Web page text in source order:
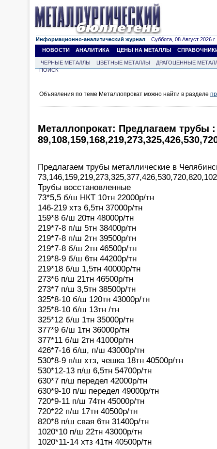
Информационно-аналитический журнал Суббота, 08 Август 2026 г.
НОВОСТИ
АНАЛИТИКА ЦЕНЫ НА МЕТАЛЛЫ
ЧЕРНЫЕ МЕТАЛЛЫ ЦВЕТНЫЕ МЕТАЛЛЫ
ДРАГОЦЕННЫЕ
ПОИСК
Объявления по теме Металлопрокат можно найти в разделе
Металлопрокат: Предлагаем трубы :
Предлагаем трубы металлические в
Трубы восстановленные
73*5,5 б/ш НКТ 10тн 22000р/тн
146-219 хтз 6,5тн 37000р/тн
159*8 б/ш 20тн 48000р/тн
219*7-8 п/ш 5тн 38400р/тн
219*7-8 п/ш 2тн 39500р/тн
219*7-8 б/ш 2тн 46500р/тн
219*8-9 б/ш 6тн 44200р/тн
219*18 б/ш 1,5тн 40000р/тн
273*6 п/ш 21тн 46500р/тн
273*7 п/ш 3,5тн 38500р/тн
325*8-10 б/ш 120тн 43000р/тн
325*8-10 б/ш 13тн /тн
325*12 б/ш 1тн 35000р/тн
377*9 б/ш 1тн 36000р/тн
377*11 б/ш 2тн 41000р/тн
426*7-16 б/ш, п/ш 43000р/тн
530*8-9 п/ш хтз, чешка 18тн 40500р/тн
530*12-13 п/ш 6,5тн 54700р/тн
630*7 п/ш передел 42000р/тн
630*9-10 п/ш передел 49000р/тн
720*9-11 п/ш 74тн 45000р/тн
720*22 п/ш 17тн 40500р/тн
820*8 п/ш свая 6тн 31400р/тн
1020*10 п/ш 22тн 43000р/тн
1020*11-14 хтз 41тн 40500р/тн